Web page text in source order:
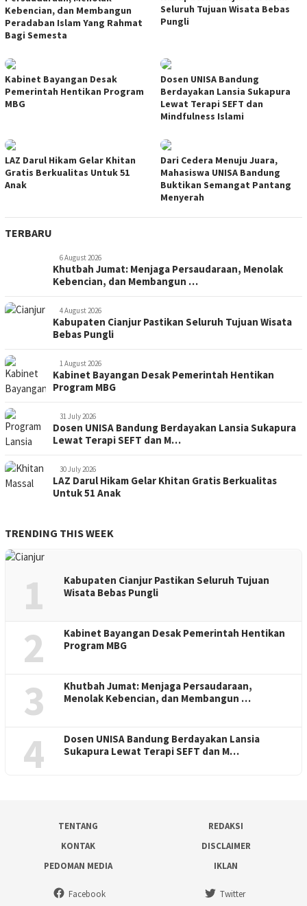
Kebencian, dan Membangun
Peradaban Islam Yang Rahmat
Bagi Semesta
Seluruh Tujuan Wisata Bebas
Pungli
Kabinet Bayangan Desak
Pemerintah Hentikan Program
MBG
Dosen UNISA Bandung
Berdayakan Lansia Sukapura
Lewat Terapi SEFT dan
Mindfulness Islami
LAZ Darul Hikam Gelar Khitan
Gratis Berkualitas Untuk 51
Anak
Dari Cedera Menuju Juara,
Mahasiswa UNISA Bandung
Buktikan Semangat Pantang
Menyerah
TERBARU
6 August 2026
Khutbah Jumat: Menjaga Persaudaraan, Menolak
Kebencian, dan Membangun …
4 August 2026
Kabupaten Cianjur Pastikan Seluruh Tujuan Wisata
Bebas Pungli
1 August 2026
Kabinet Bayangan Desak Pemerintah Hentikan
Program MBG
31 July 2026
Dosen UNISA Bandung Berdayakan Lansia Sukapura
Lewat Terapi SEFT dan M…
30 July 2026
LAZ Darul Hikam Gelar Khitan Gratis Berkualitas
Untuk 51 Anak
TRENDING THIS WEEK
1
Kabupaten Cianjur Pastikan Seluruh Tujuan
Wisata Bebas Pungli
2
Kabinet Bayangan Desak Pemerintah Hentikan
Program MBG
3
Khutbah Jumat: Menjaga Persaudaraan,
Menolak Kebencian, dan Membangun …
4
Dosen UNISA Bandung Berdayakan Lansia
Sukapura Lewat Terapi SEFT dan M…
TENTANG
REDAKSI
KONTAK
DISCLAIMER
PEDOMAN MEDIA
IKLAN
Facebook Twitter